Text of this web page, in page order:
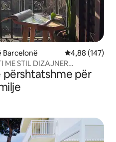
Vlerësimi
4,88 (147)
ME STIL DIZAJNER
përshtatshme për